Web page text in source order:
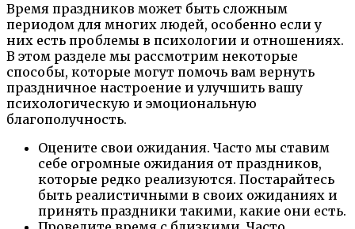
Время праздников может быть сложным
периодом для многих людей, особенно если у
них есть проблемы в психологии и отношениях.
В этом разделе мы рассмотрим некоторые
способы, которые могут помочь вам вернуть
праздничное настроение и улучшить вашу
психологическую и эмоциональную
благополучность.
Оцените свои ожидания. Часто мы ставим
себе огромные ожидания от праздников,
которые редко реализуются. Постарайтесь
быть реалистичными в своих ожиданиях и
принять праздники такими, какие они есть.